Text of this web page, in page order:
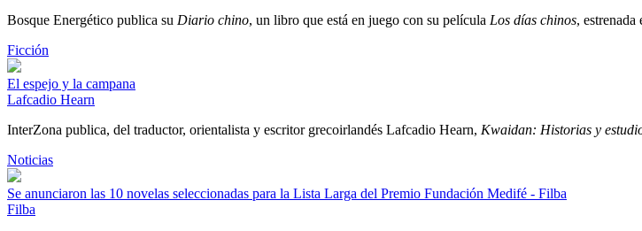
Bosque Energético publica su Diario chino, un libro que está en juego con su película Los días chinos,
Ficción
El espejo y la campana
Lafcadio Hearn
InterZona publica, del traductor, orientalista y escritor grecoirlandés Lafcadio Hearn, Kwaidan: Historias y
Noticias
Se anunciaron las 10 novelas seleccionadas para la Lista Larga del Premio Fundación Medifé - Filba
Filba